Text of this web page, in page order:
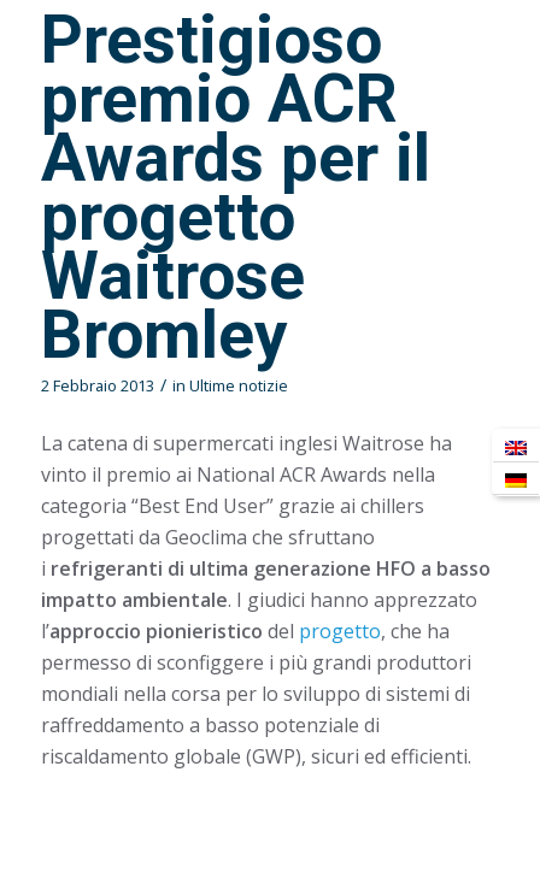
Prestigioso
premio ACR
Awards per il
progetto
Waitrose
Bromley
2 Febbraio 2013 / in Ultime notizie
La catena di supermercati inglesi Waitrose ha
vinto il premio ai National ACR Awards nella
categoria “Best End User” grazie ai chillers
progettati da Geoclima che sfruttano
i refrigeranti di ultima generazione HFO a basso
impatto ambientale. I giudici hanno apprezzato
l’approccio pionieristico del progetto, che ha
permesso di sconfiggere i più grandi produttori
mondiali nella corsa per lo sviluppo di sistemi di
raffreddamento a basso potenziale di
riscaldamento globale (GWP), sicuri ed efficienti.